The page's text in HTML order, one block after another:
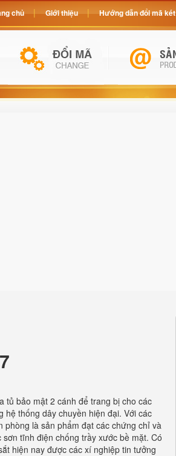
tủ bảo mật 2 cánh để trang bị cho các
thống dây chuyền hiện đại. Với các
phòng là sản phẩm đạt các chứng chỉ và
tĩnh điện chống trầy xước bề mặt. Có
hiện nay được các xí nghiệp tin tưởng
chủ Giới thiệu Hướng dẫn đổi mã két